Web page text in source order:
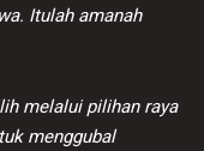
Itulah amanah
melalui pilihan raya
menggubal